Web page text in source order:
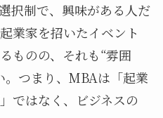
択制で、興味がある人だ
業家を招いたイベント
ものの、それも“雰囲
。つまり、MBAは「起業
ではなく、ビジネスの